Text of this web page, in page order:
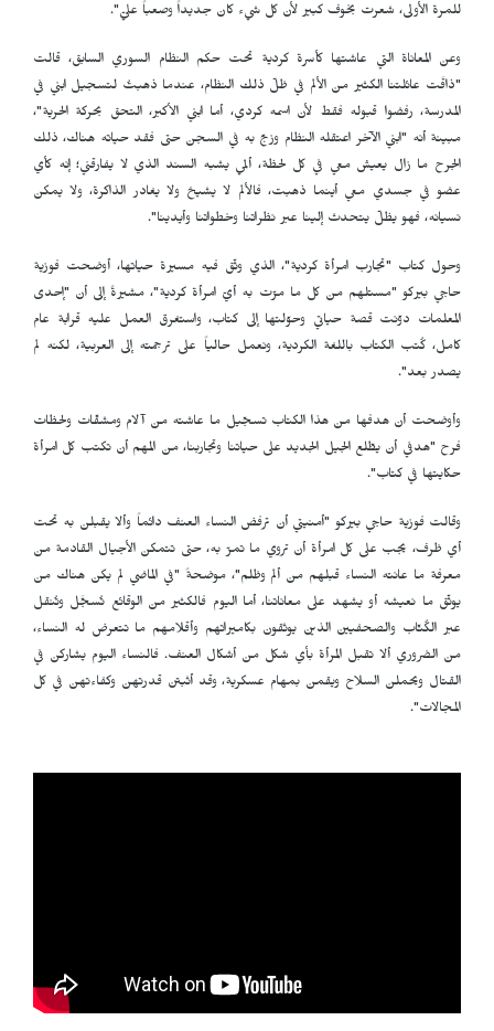
للمرة الأولى، شعرت بخوف كبير لأن كل شيء كان جديداً وصعباً عليّ".
وعن المعاناة التي عاشتها كأسرة كردية تحت حكم النظام السوري السابق، قالت
"ذاقَت عائلتنا الكثير من الألم في ظلّ ذلك النظام، عندما ذهبتُ لتسجيل ابني في
المدرسة، رفضوا قبوله فقط لأن اسمه كردي، أما ابني الأكبر، التحق بحركة الحرية"،
مبينة أنه "ابني الآخر اعتقله النظام وزجّ به في السجن حتى فقد حياته هناك، ذلك
الجرح ما زال يعيش معي في كل لحظة، ألمي يشبه السند الذي لا يفارقني؛ إنه كأي
عضو في جسدي معي أينما ذهبت، فالألم لا يشيخ ولا يغادر الذاكرة، ولا يمكن
نسيانه، فهو يظلّ يتحدث إلينا عبر نظراتنا وخطواتنا وأيدينا".
وحول كتاب "تجارب امرأة كردية"، الذي وثّق فيه مسيرة حياتها، أوضحت فوزية
حاجي بيركو "مستلهم من كل ما مرّت به أيّ امرأة كردية"، مشيرةً إلى أن "إحدى
المعلمات دوّنت قصة حياتي وحوّلتها إلى كتاب، واستغرق العمل عليه قرابة عام
كامل، كُتب الكتاب باللغة الكردية، ونعمل حالياً على ترجمته إلى العربية، لكنه لم
يصدر بعد".
وأوضحت أن هدفها من هذا الكتاب تسجّيل ما عاشته من آلام ومشقّات ولحظات
فرح "هدفي أن يطّلع الجيل الجديد على حياتنا وتجاربنا، من المهم أن تكتب كل امرأة
حكايتها في كتاب".
وقالت فوزية حاجي بيركو "أمنيتي أن ترفض النساء العنف دائماً وألا يقبلن به تحت
أي ظرف، يجب على كل امرأة أن تروي ما تمرّ به، حتى تتمكن الأجيال القادمة من
معرفة ما عانته النساء قبلهم من ألم وظلم"، موضحةً "في الماضي لم يكن هناك من
يوثّق ما نعيشه أو يشهد على معاناتنا، أما اليوم فالكثير من الوقائع تُسجَّل وتُنقل
عبر الكُتّاب والصحفيين الذين يوثقون بكاميراتهم وأقلامهم ما تتعرض له النساء،
من الضروري ألا تقبل المرأة بأي شكل من أشكال العنف. فالنساء اليوم يشاركن في
القتال ويحملن السلاح ويقمن بمهام عسكرية، وقد أثبتن قدرتهن وكفاءتهن في كل
المجالات".